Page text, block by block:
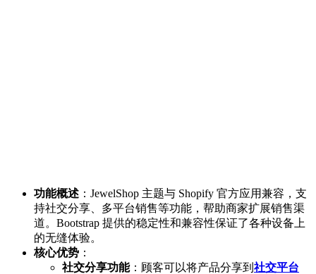
功能概述 ：JewelShop 主题与 Shopify 官方应用兼容，支
持社交分享、多平台销售等功能，帮助商家扩展销售渠
道。Bootstrap 提供的稳定性和兼容性保证了各种设备上
的无缝体验。
核心优势 ：
社交分享功能：顾客可以将产品分享到 社交平台